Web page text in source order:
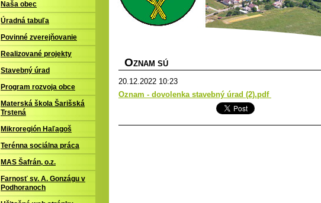
OZNAM SÚ
20.12.2022 10:23
Oznam - dovolenka stavebný úrad (2).pdf
Naša obec
Úradná tabuľa
Povinné zverejňovanie
Realizované projekty
Stavebný úrad
Program rozvoja obce
Materská škola Šarišská
Trstená
Mikroregión Haľagoš
Terénna sociálna práca
MAS Šafrán, o.z.
Farnosť sv. A. Gonzágu v
Podhoranoch